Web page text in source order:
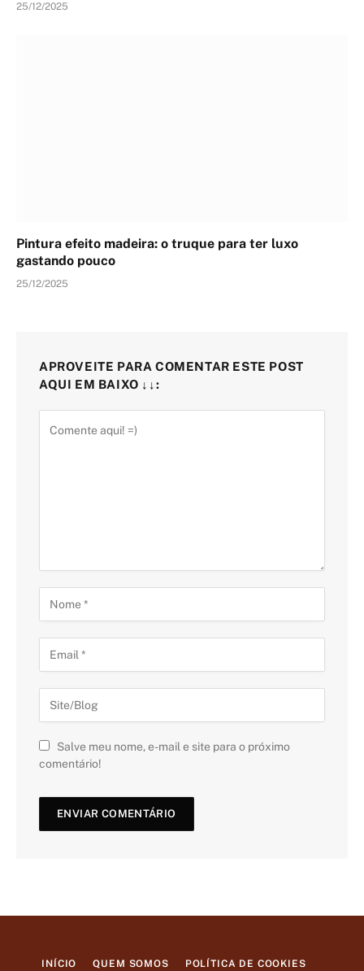
25/12/2025
Pintura efeito madeira: o truque para ter luxo
gastando pouco
25/12/2025
APROVEITE PARA COMENTAR ESTE POST
AQUI EM BAIXO ↓↓:
Salve meu nome, e-mail e site para o próximo
comentário!
INÍCIO QUEM SOMOS POLÍTICA DE COOKIES